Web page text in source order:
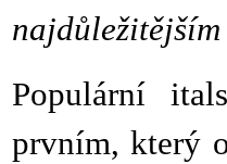
najdůležitějším
Populární
prvním, který